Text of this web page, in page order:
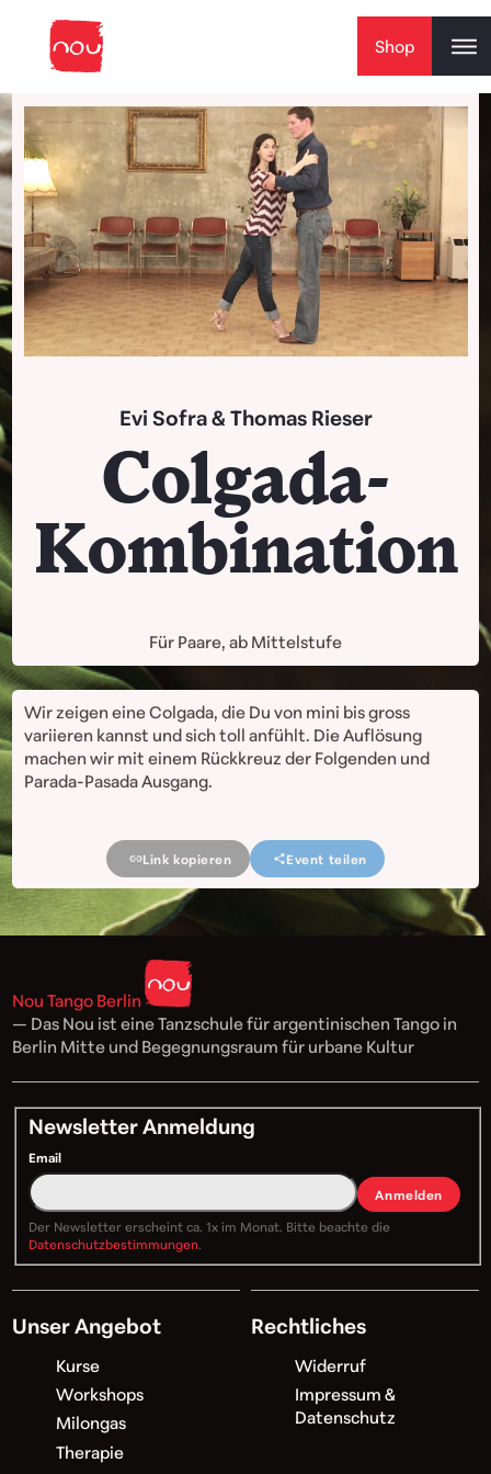
Shop
Play Video
Colgada-
Kombination
Evi Sofra& Thomas Rieser
Für Paare, ab Mittelstufe
Wir zeigen eine Colgada, die Du von mini bis gross
variieren kannst und sich toll anfühlt. Die Auflösung
machen wir mit einem Rückkreuz der Folgenden und
Parada-Pasada Ausgang.
Link kopieren Event teilen
Nou Tango Berlin
— Das Nou ist eine Tanzschule für argentinischen Tango in
Berlin Mitte und Begegnungsraum für urbane Kultur
Newsletter Anmeldung
Email
Anmelden
Der Newsletter erscheint ca. 1x im Monat. Bitte beachte die
Datenschutzbestimmungen.
Unser Angebot
Kurse
Workshops
Milongas
Therapie
Rechtliches
Widerruf
Impressum &
Datenschutz